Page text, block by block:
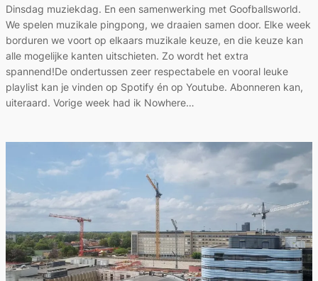
Dinsdag muziekdag. En een samenwerking met Goofballsworld.
We spelen muzikale pingpong, we draaien samen door. Elke week
borduren we voort op elkaars muzikale keuze, en die keuze kan
alle mogelijke kanten uitschieten. Zo wordt het extra
spannend!De ondertussen zeer respectabele en vooral leuke
playlist kan je vinden op Spotify én op Youtube. Abonneren kan,
uiteraard. Vorige week had ik Nowhere…